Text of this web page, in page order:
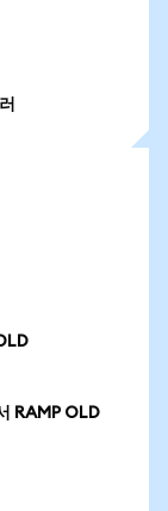
RAMP OLD